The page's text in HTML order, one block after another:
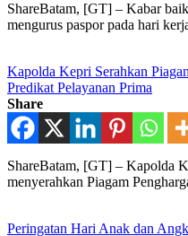
ShareBatam, [GT] – Kabar
mengurus paspor pada hari
Kapolda Kepri Serahkan
Predikat Pelayanan Prima
Share
ShareBatam, [GT] – Kapolda
menyerahkan Piagam
Peringatan Hari Anak dan